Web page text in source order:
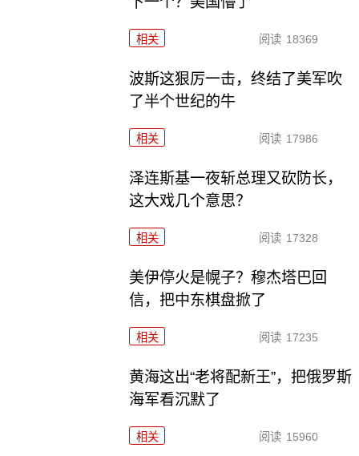
相关 阅读 18369
波斯这狠厉一击，终结了美军吹
了半个世纪的牛
相关 阅读 17986
泽连斯基一夜斩总理又砍防长，
这大戏几个意思？
相关 阅读 17328
美伊停火是幌子？穆杰塔巴回
信，把中东棋盘掀了
相关 阅读 17235
黄海这出“老将配新王”，把俄罗斯
海军看沉默了
相关 阅读 15960